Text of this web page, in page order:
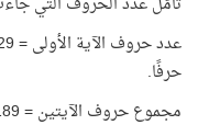
حرفًا.
مجموع حروف الآيتين = 189 حرفًا أي 63 × 3